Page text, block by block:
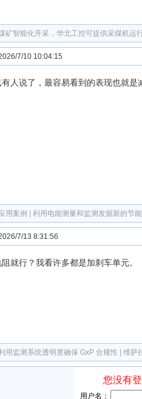
矿智能化开采，华北工控可提供采煤机运
7/10 10:04:15
人说了，最容易看到的表现也就
用案例 | 利用电能测量和监测发掘新的节
7/13 8:31:56
阻就行？我看许多都是加刹车单元。
用监测系统透明度确保 GxP 合规性 | 维萨